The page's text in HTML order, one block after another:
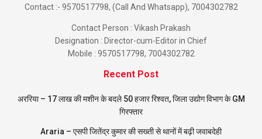
Contact :- 9570517798, (Call And Whatsapp), 7004302782
Contact Person : Vikash Prakash
Designation : Director-cum-Editor in Chief
Mobile : 9570517798, 7004302782
Recent Post
अररिया – 17 लाख की मशीन के बदले 50 हजार रिश्वत, जिला उद्योग विभाग के GM
गिरफ्तार
Araria – एसपी जितेंद्र कुमार की सख्ती से थानों में बढ़ी जवाबदेही